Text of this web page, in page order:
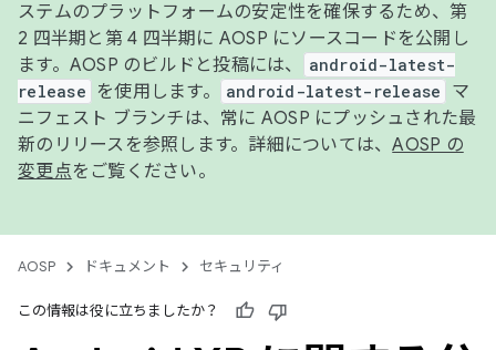
ステムのプラットフォームの安定性を確保するため、第
2 四半期と第 4 四半期に AOSP にソースコードを公開し
ます。AOSP のビルドと投稿には、
android-latest-
release
を使用します。 android-latest-release
マ
ニフェスト ブランチは、常に AOSP にプッシュされた最
新のリリースを参照します。詳細については、AOSP の
変更点をご覧ください。
AOSP ドキュメント セキュリティ
この情報は役に立ちましたか？